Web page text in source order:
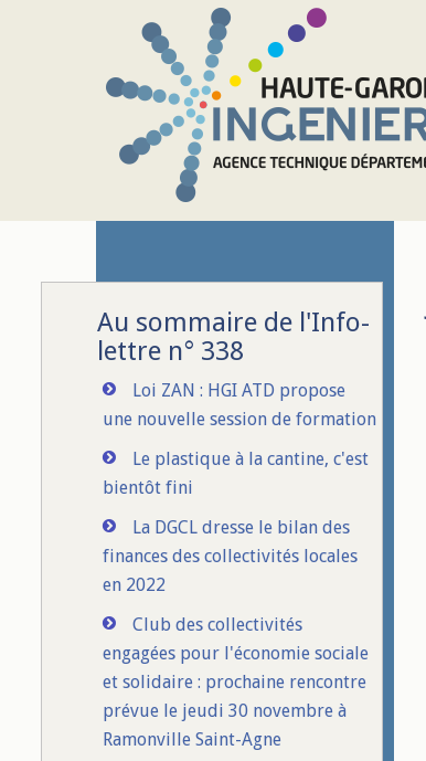
Au sommaire de l'Info-
lettre n° 338
Loi ZAN : HGI ATD propose
une nouvelle session de formation
Le plastique à la cantine, c'est
bientôt fini
La DGCL dresse le bilan des
finances des collectivités locales
en 2022
Club des collectivités
engagées pour l'économie sociale
et solidaire : prochaine rencontre
prévue le jeudi 30 novembre à
Ramonville Saint-Agne